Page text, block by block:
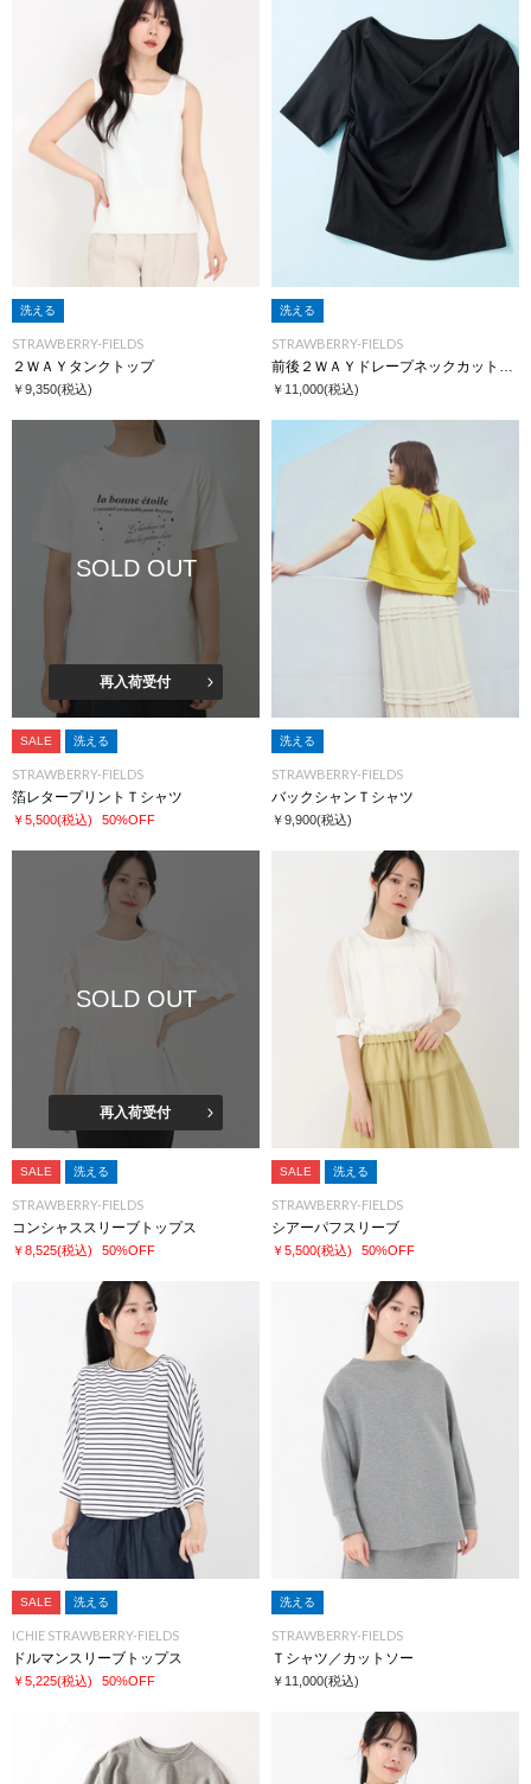
洗える
STRAWBERRY-FIELDS
２ＷＡＹタンクトップ
￥9,350(税込)
洗える
STRAWBERRY-FIELDS
￥11,000(税込)
SOLD OUT
再入荷受付
SALE 洗える
STRAWBERRY-FIELDS
箔レタープリントＴシャツ
￥5,500(税込) 50%OFF
洗える
STRAWBERRY-FIELDS
バックシャンＴシャツ
￥9,900(税込)
SOLD OUT
再入荷受付
SALE 洗える
STRAWBERRY-FIELDS
コンシャススリーブトップス
￥8,525(税込) 50%OFF
SALE 洗える
STRAWBERRY-FIELDS
シアーパフスリーブ
￥5,500(税込) 50%OFF
SALE 洗える
ICHIE STRAWBERRY-FIELDS
ドルマンスリーブトップス
￥5,225(税込) 50%OFF
洗える
STRAWBERRY-FIELDS
Ｔシャツ／カットソー
￥11,000(税込)